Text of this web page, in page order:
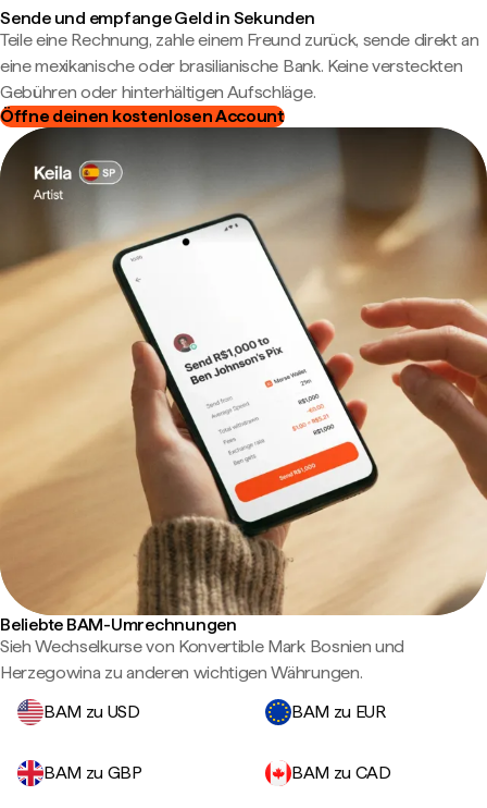
Sende und empfange Geld in Sekunden
Teile eine Rechnung, zahle einem Freund zurück, sende direkt an
eine mexikanische oder brasilianische Bank. Keine versteckten
Gebühren oder hinterhältigen Aufschläge.
Öffne deinen kostenlosen Account
Beliebte BAM-Umrechnungen
Sieh Wechselkurse von Konvertible Mark Bosnien und
Herzegowina zu anderen wichtigen Währungen.
BAM zu USD
BAM zu EUR
BAM zu GBP BAM zu CAD